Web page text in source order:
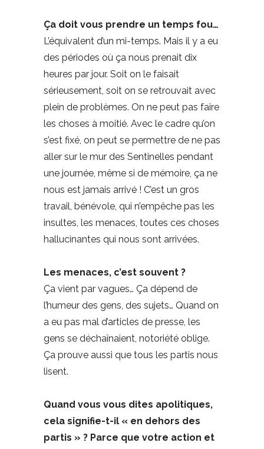
Ça doit vous prendre un temps fou…
L’équivalent d’un mi-temps. Mais il y a eu
des périodes où ça nous prenait dix
heures par jour. Soit on le faisait
sérieusement, soit on se retrouvait avec
plein de problèmes. On ne peut pas faire
les choses à moitié. Avec le cadre qu’on
s’est fixé, on peut se permettre de ne pas
aller sur le mur des Sentinelles pendant
une journée, même si de mémoire, ça ne
nous est jamais arrivé ! C’est un gros
travail, bénévole, qui n’empêche pas les
insultes, les menaces, toutes ces choses
hallucinantes qui nous sont arrivées.
Les menaces, c’est souvent ?
Ça vient par vagues… Ça dépend de
l’humeur des gens, des sujets… Quand on
a eu pas mal d’articles de presse, les
gens se déchaînaient, notoriété oblige.
Ça prouve aussi que tous les partis nous
lisent.
Quand vous vous dites apolitiques,
cela signifie-t-il « en dehors des
partis » ? Parce que votre action et